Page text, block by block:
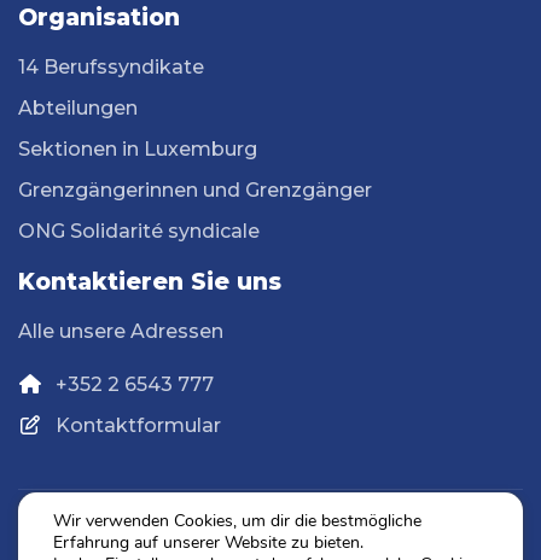
Organisation
14 Berufssyndikate
Abteilungen
Sektionen in Luxemburg
Grenzgängerinnen und Grenzgänger
ONG Solidarité syndicale
Kontaktieren Sie uns
Alle unsere Adressen
+352 2 6543 777
Kontaktformular
Datenschutz
Wir verwenden Cookies, um dir die bestmögliche
Erfahrung auf unserer Website zu bieten.